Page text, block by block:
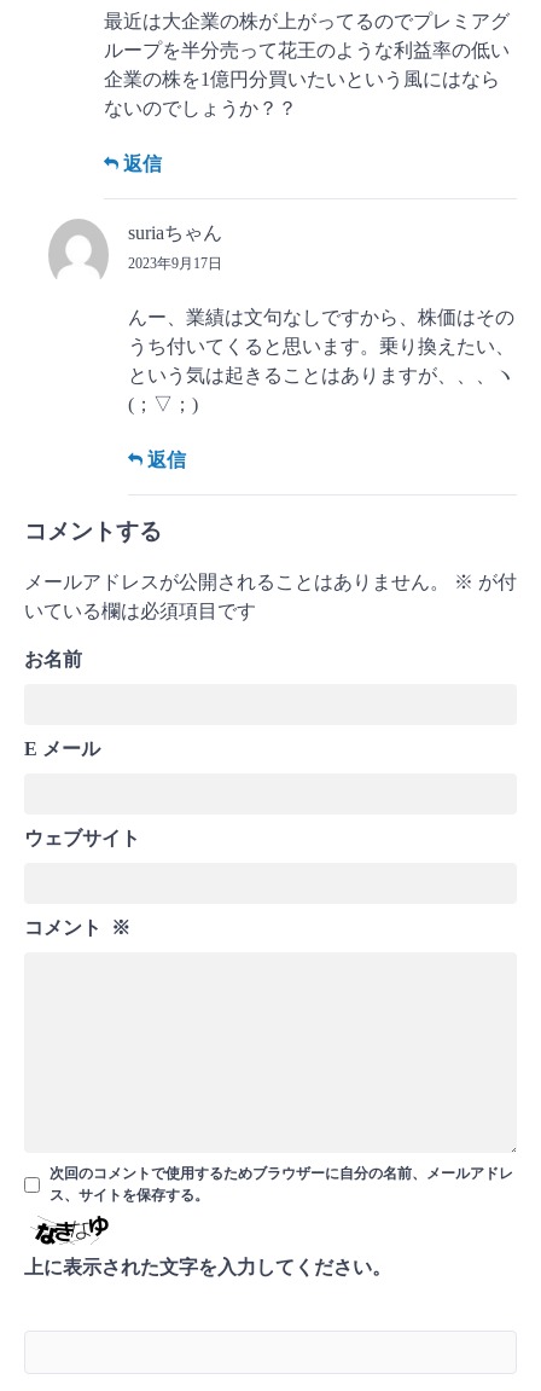
最近は大企業の株が上がってるのでプレミアグ
ループを半分売って花王のような利益率の低い
企業の株を1億円分買いたいという風にはなら
ないのでしょうか？？
返信
suriaちゃん
2023年9月17日
んー、業績は文句なしですから、株価はその
うち付いてくると思います。乗り換えたい、
という気は起きることはありますが、、、ヽ
(；▽；)
返信
コメントする
メールアドレスが公開されることはありません。 ※ が付
いている欄は必須項目です
お名前
E メール
ウェブサイト
コメント ※
次回のコメントで使用するためブラウザーに自分の名前、メールアドレ
ス、サイトを保存する。
上に表示された文字を入力してください。